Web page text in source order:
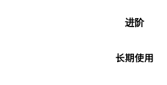
进阶
长期使用